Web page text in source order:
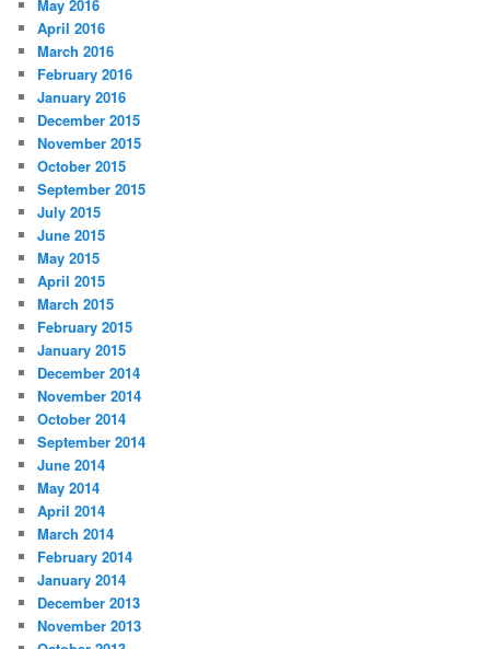
May 2016
April 2016
March 2016
February 2016
January 2016
December 2015
November 2015
October 2015
September 2015
July 2015
June 2015
May 2015
April 2015
March 2015
February 2015
January 2015
December 2014
November 2014
October 2014
September 2014
June 2014
May 2014
April 2014
March 2014
February 2014
January 2014
December 2013
November 2013